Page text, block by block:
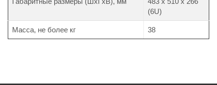
(6U)
Масса, не более кг 38